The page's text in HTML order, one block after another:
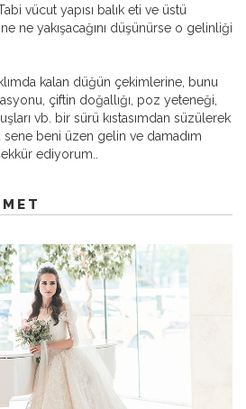
vücut yapısı balık eti ve üstü
ne yakışacağını düşünürse o gelinliği
kalan düğün çekimlerine, bunu
çiftin doğallığı, poz yeteneği,
vb. bir sürü kıstasımdan süzülerek
beni üzen gelin ve damadım
ediyorum..